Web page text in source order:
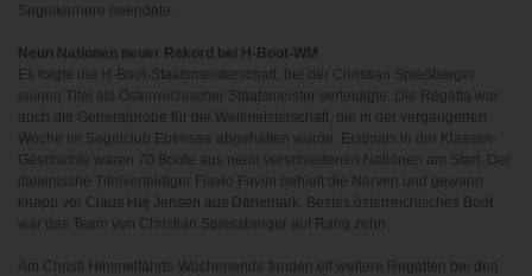
Segelkarriere beendete.
Neun Nationen neuer Rekord bei H-Boot-WM
Es folgte die H-Boot-Staatsmeisterschaft, bei der Christian Spießberger
seinen Titel als Österreichischer Staatsmeister verteidigte. Die Regatta war
auch die Generalprobe für die Weltmeisterschaft, die in der vergangenen
Woche im Segelclub Ebensee abgehalten wurde. Erstmals in der Klassen-
Geschichte waren 70 Boote aus neun verschiedenen Nationen am Start. Der
italienische Titelverteidiger Flavio Favini behielt die Nerven und gewann
knapp vor Claus Høj Jensen aus Dänemark. Bestes österreichisches Boot
war das Team von Christian Spiessberger auf Rang zehn.
Am Christi Himmelfahrts-Wochenende fanden elf weitere Regatten bei den